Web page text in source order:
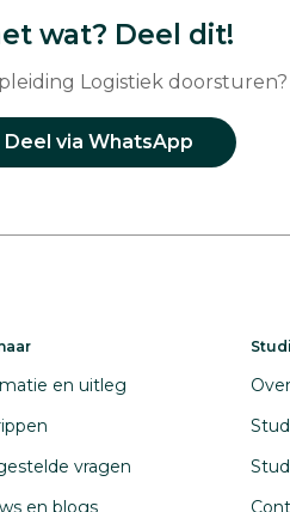
wat? Deel dit!
Logistiek doorsturen?
Deel via WhatsApp
en uitleg
vragen
en blogs